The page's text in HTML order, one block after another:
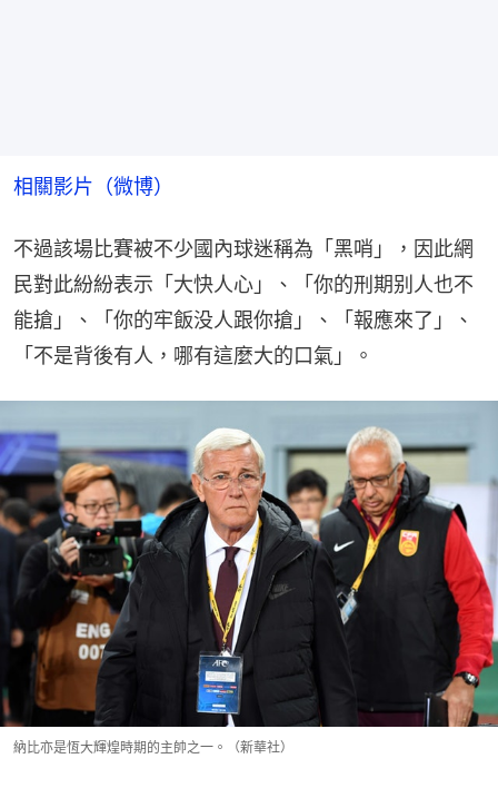
相關影片（微博）
不過該場比賽被不少國內球迷稱為「黑哨」，因此網
民對此紛紛表示「大快人心」、「你的刑期别人也不
能搶」、「你的牢飯没人跟你搶」、「報應來了」、
「不是背後有人，哪有這麼大的口氣」。
納比亦是恆大輝煌時期的主帥之一。（新華社）